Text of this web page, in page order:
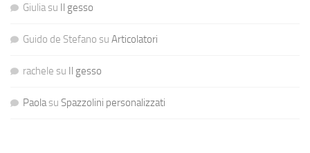
Giuliasu Il gesso
Guido de Stefano su Articolatori
rachele su Il gesso
Paolasu Spazzolini personalizzati